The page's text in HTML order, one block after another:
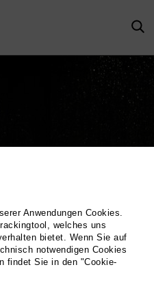
Anwendungen Cookies.
welches uns
bietet. Wenn Sie auf
notwendigen Cookies
findet Sie in den "Cookie-